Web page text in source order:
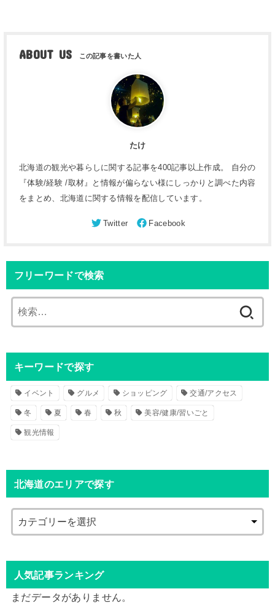
ABOUT US
たけ
北海道の観光や暮らしに関する記事を400記事以上作成。 自分の
『体験/経験 /取材』と情報が偏らない様にしっかりと調べた内容
をまとめ、北海道に関する情報を配信しています。
フリーワードで検索
索
キーワードで探す
イベント グルメ ショッピング 交通/アクセス
冬 夏 春 秋 美容/健康/習いごと
観光情報
北海道のエリアで探す
人気記事ランキング
まだデータがありません。